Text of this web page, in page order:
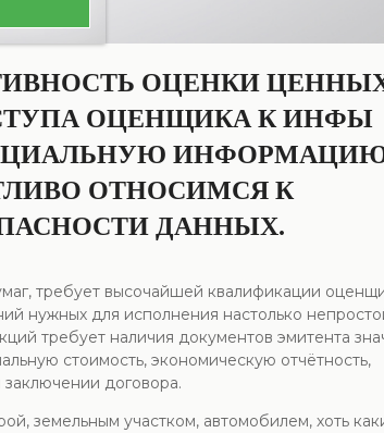
ОЦЕНКИ
ОЦЕНЩИКА К ИНФЫ
ОТНОСИМСЯ К
ДАННЫХ.
требует высочайшей квалификации
нужных для исполнения настолько
требует наличия документов эмитента
стоимость, экономическую отчётность,
договора.
земельным участком, автомобилем, хоть